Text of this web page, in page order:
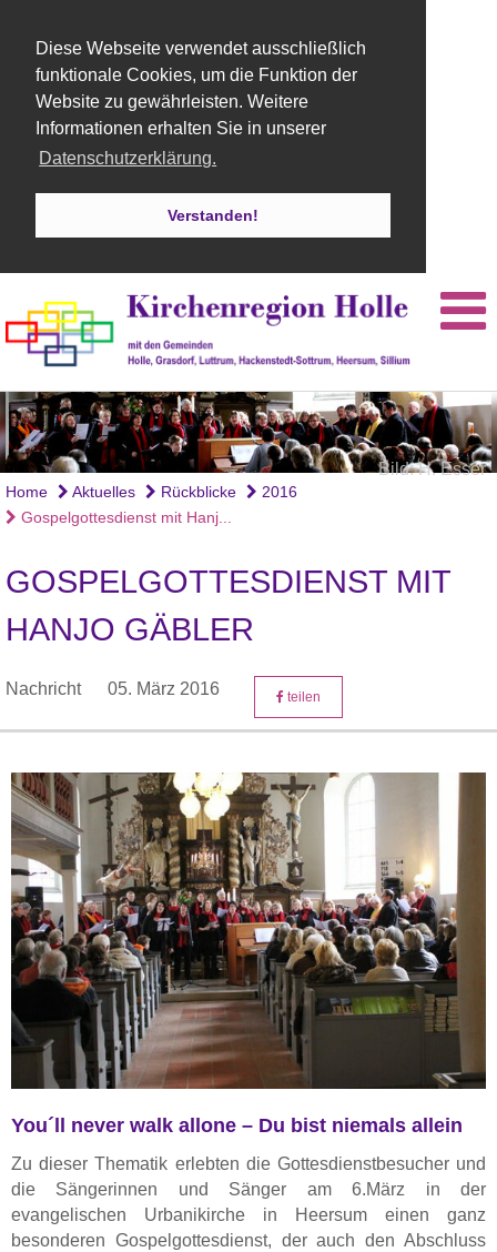
Diese Webseite verwendet ausschließlich
funktionale Cookies, um die Funktion der
Website zu gewährleisten. Weitere
Informationen erhalten Sie in unserer
Datenschutzerklärung.
Verstanden!
Bild: H. Esser
Home Aktuelles Rückblicke
2016
Gospelgottesdienst mit Hanj...
GOSPELGOTTESDIENST MIT
HANJO GÄBLER
Nachricht 05. März 2016 teilen
You´ll never walk allone – Du bist niemals allein
Zu dieser Thematik erlebten die Gottesdienstbesucher und
die Sängerinnen und Sänger am 6.März in der
evangelischen Urbanikirche in Heersum einen ganz
besonderen Gospelgottesdienst, der auch den Abschluss